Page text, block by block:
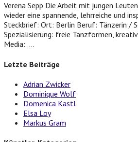
Verena Sepp Die Arbeit mit jungen
wieder eine spannende, lehrreiche und
Steckbrief: Ort: Berlin Beruf: Tänzerin /
Spezialisierung: freie Tanzformen,
Media: ...
Letzte Beiträge
Adrian Zwicker
Dominique Wolf
Domenica Kastl
Elsa Loy
Markus Gram